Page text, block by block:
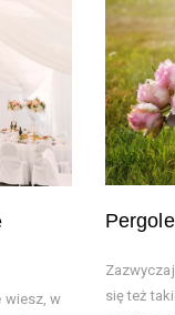
wiesz, w
się też